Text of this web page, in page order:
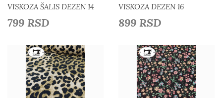
VISKOZA ŠALIS DEZEN 14
799 RSD
VISKOZA DEZEN 16
899 RSD
Detaljnije Detaljnije